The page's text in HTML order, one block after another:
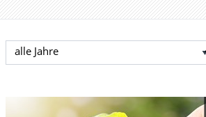
Jahr auswählen